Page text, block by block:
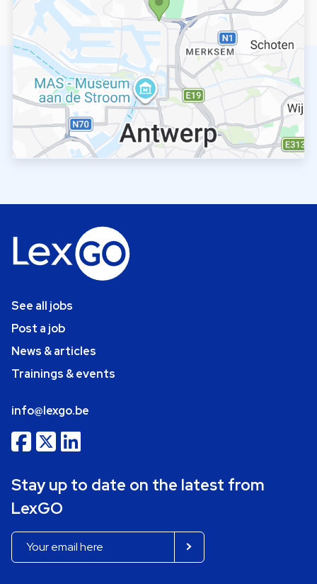
See all jobs
Post a job
News & articles
Trainings & events
info@lexgo.be
Stay up to date on the latest from
LexGO